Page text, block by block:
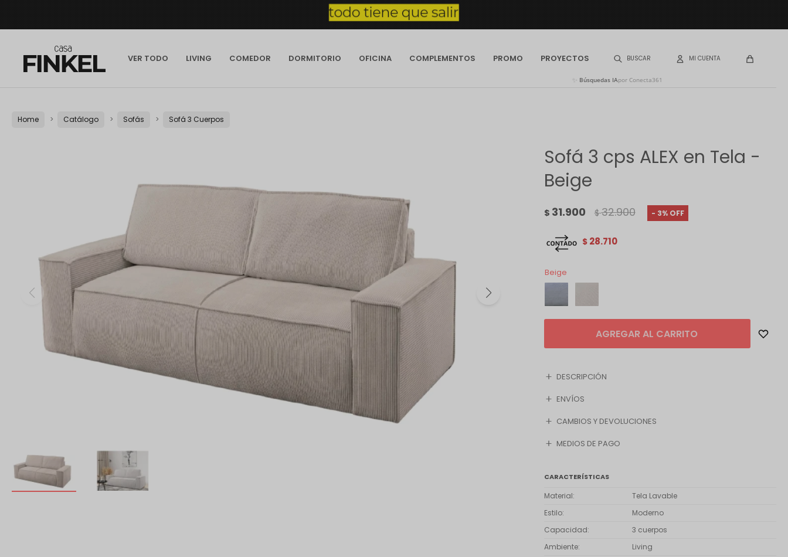
VER TODO LIVING COMEDOR DORMITORIO OFICINA COMPLEMENTOS PROMO PROYECTOS
Búsquedas IApor Conecta361
Home Catálogo Sofás Sofá 3 Cuerpos
Sofá 3 cps ALEX en Tela -
Beige
$ 31.900 $ 32.900 3
$ 28.710
Beige
AGREGAR AL CARRITO
DESCRIPCIÓN
ENVÍOS
CAMBIOS Y DEVOLUCIONES
MEDIOS DE PAGO
CARACTERÍSTICAS
Material
Tela Lavable
Estilo
Moderno
Capacidad
3 cuerpos
Ambiente
Living